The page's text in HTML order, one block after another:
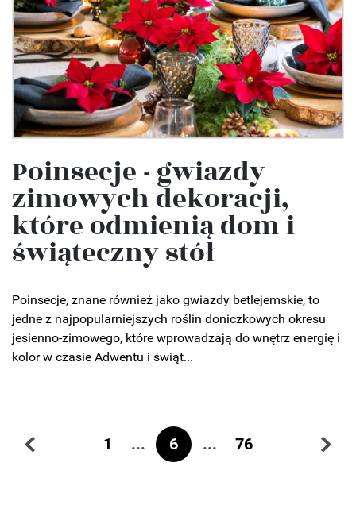
Poinsecje - gwiazdy
zimowych dekoracji,
które odmienią dom i
świąteczny stół
Poinsecje, znane również jako gwiazdy betlejemskie, to
jedne z najpopularniejszych roślin doniczkowych okresu
jesienno‑zimowego, które wprowadzają do wnętrz energię i
kolor w czasie Adwentu i świąt...
1 ... 6 ... 76